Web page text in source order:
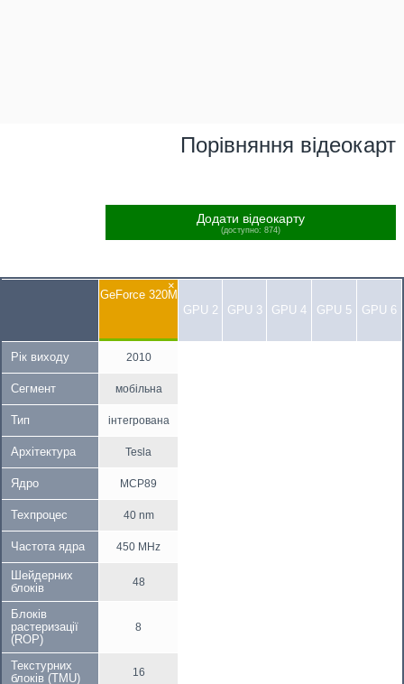
Порівняння відеокарт
Додати відеокарту
(доступно: 874)
×
GeForce 320M
GPU 2
GPU 3 GPU 4 GPU 5 GPU 6
Рік виходу 2010
Сегмент мобільна
Тип інтегрована
Архітектура Tesla
Ядро MCP89
Техпроцес 40 nm
Частота ядра 450 MHz
Шейдерних
блоків
48
Блоків
растеризації
(ROP)
8
Текстурних
блоків (TMU)
16